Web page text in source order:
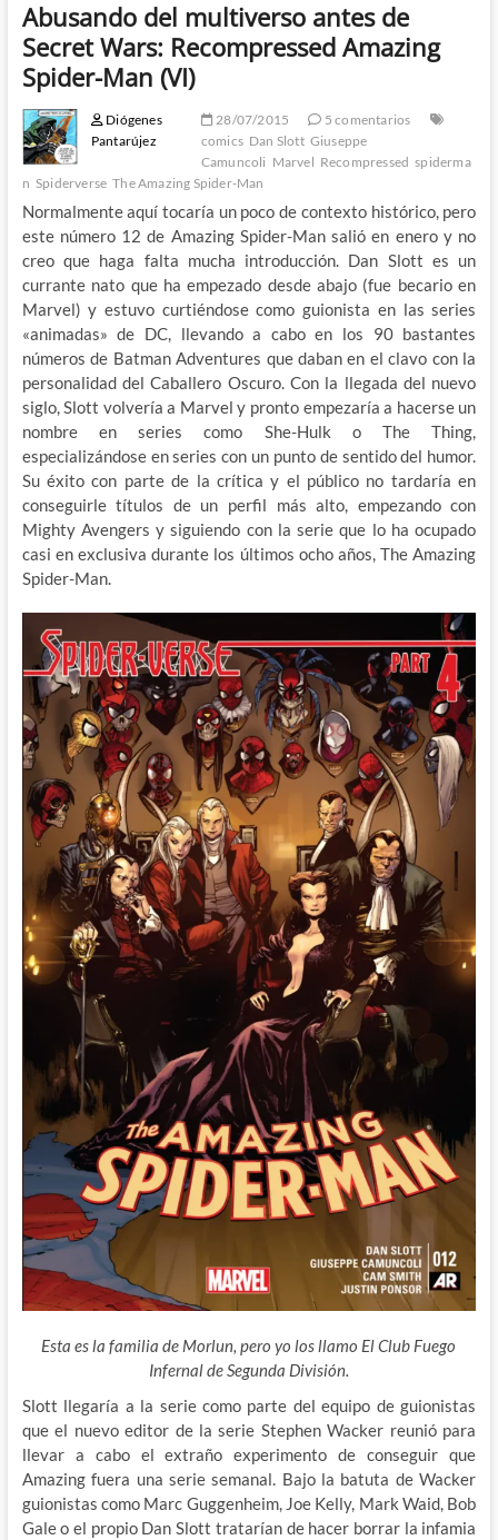
Abusando del multiverso antes de
Secret Wars: Recompressed Amazing
Spider-Man (VI)
Diógenes
Pantarújez
28/07/2015
5 comentarios
comics Dan Slott Giuseppe
Camuncoli Marvel Recompressed spiderma
n Spiderverse The Amazing Spider-Man
Normalmente aquí tocaría un poco de contexto histórico, pero
este número 12 de Amazing Spider-Man salió en enero y no
creo que haga falta mucha introducción. Dan Slott es un
currante nato que ha empezado desde abajo (fue becario en
Marvel) y estuvo curtiéndose como guionista en las series
«animadas» de DC, llevando a cabo en los 90 bastantes
números de Batman Adventures que daban en el clavo con la
personalidad del Caballero Oscuro. Con la llegada del nuevo
siglo, Slott volvería a Marvel y pronto empezaría a hacerse un
nombre en series como She-Hulk o The Thing,
especializándose en series con un punto de sentido del humor.
Su éxito con parte de la crítica y el público no tardaría en
conseguirle títulos de un perfil más alto, empezando con
Mighty Avengers y siguiendo con la serie que lo ha ocupado
casi en exclusiva durante los últimos ocho años, The Amazing
Spider-Man.
Esta es la familia de Morlun, pero yo los llamo El Club Fuego
Infernal de Segunda División.
Slott llegaría a la serie como parte del equipo de guionistas
que el nuevo editor de la serie Stephen Wacker reunió para
llevar a cabo el extraño experimento de conseguir que
Amazing fuera una serie semanal. Bajo la batuta deWacker
guionistas como Marc Guggenheim, Joe Kelly, Mark Waid, Bob
Gale o el propio Dan Slott tratarían de hacer borrar la infamia